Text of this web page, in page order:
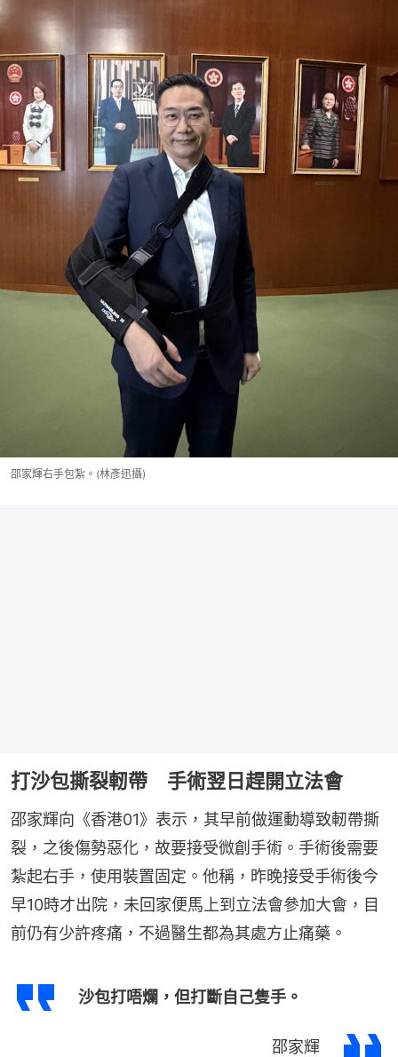
邵家輝右手包紮。(林彥迅攝)
打沙包撕裂軔帶 手術翌日趕開立法會
邵家輝向《香港01》表示，其早前做運動導致軔帶撕
裂，之後傷勢惡化，故要接受微創手術。手術後需要
紮起右手，使用裝置固定。他稱，昨晚接受手術後今
早10時才出院，未回家便馬上到立法會參加大會，目
前仍有少許疼痛，不過醫生都為其處方止痛藥。
沙包打唔爛，但打斷自己隻手。
邵家輝